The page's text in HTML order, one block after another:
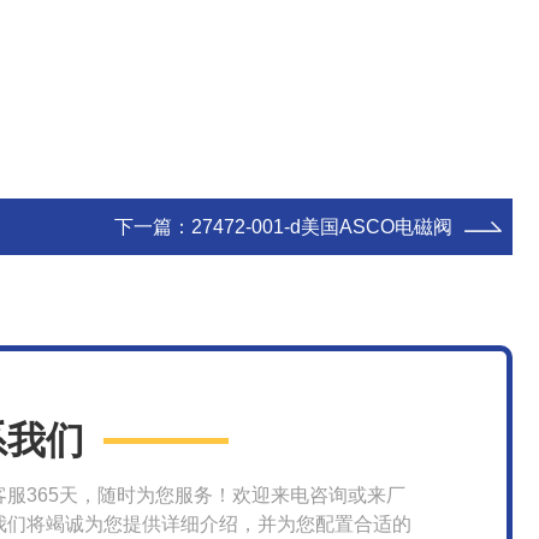
下一篇： 27472-001-d美国ASCO电磁阀
们
服365天，随时为您服务！欢迎来电咨询或来厂
们将竭诚为您提供详细介绍，并为您配置合适的